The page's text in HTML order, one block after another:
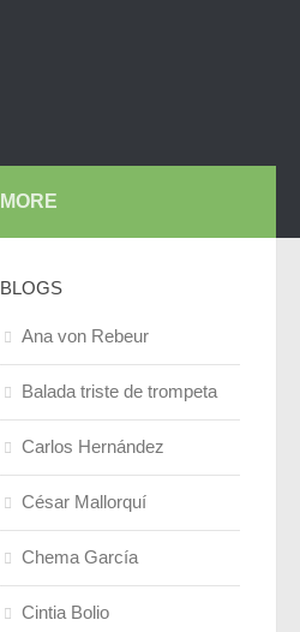
MORE
BLOGS
Ana von Rebeur
Balada triste de trompeta
Carlos Hernández
César Mallorquí
Chema García
Cintia Bolio